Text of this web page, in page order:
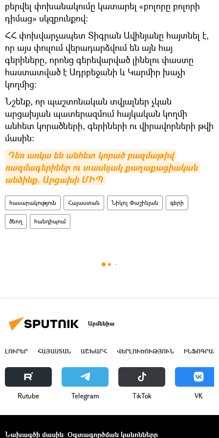
բերվել փոխանակումը կատարել «բոլորը բոլորի
դիմաց» սկզբունքով։
ՀՀ փոխվարչապետ Տիգրան Ավինյանը հայտնել է,
որ այս փուլում վերադարձվում են այն հայ
գերիները, որոնց գերեվարված լինելու փաստը
հաստատված է Ադրբեջանի և Կարմիր խաչի
կողմից։
Նշենք, որ պաշտոնական տվյալներ չկան
արցախյան պատերազմում հայկական կողմի
անհետ կորածների, գերիների ու վիրավորների թվի
մասին։
Դեռ առկա են անհետ կորած բազմաթիվ
ռազմագերիներ ու տասնյակ քաղաքացիական
անձինք. Արցախի ՄԻՊ
հասարակություն Հայաստան Նիկոլ Փաշինյան գերի
ծնող հանդիպում
Արմենիա
ԼՈՒՐԵՐ ՀԱՅԱՍՏԱՆ ԱՇԽԱՐՀ ՎԵՐԼՈՒԾՈՒԹՅՈՒՆ
Rutube Telegram ТikТоk VK
Նախագծի մասին Օգտագործման կանոնները